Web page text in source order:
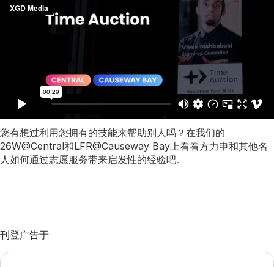
您有想过利用您拥有的技能来帮助别人吗？在我们的
26W@Central和LFR@Causeway Bay上看看方力申和其他名
人如何通过志愿服务带来启发性的经验吧。
刊登广告于